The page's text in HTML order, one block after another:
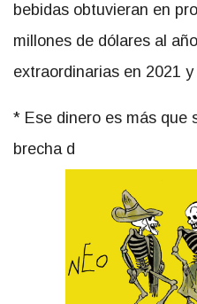
bebidas obtuvieran en
millones de dólares al
extraordinarias en 2021 y
* Ese dinero es más que
brecha d